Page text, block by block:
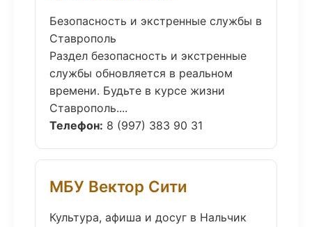
Безопасность и экстренные службы в
Ставрополь
Раздел безопасность и экстренные
службы обновляется в реальном
времени. Будьте в курсе жизни
Ставрополь....
Телефон: 8 (997) 383 90 31
МБУ Вектор Сити
Культура, афиша и досуг в Нальчик